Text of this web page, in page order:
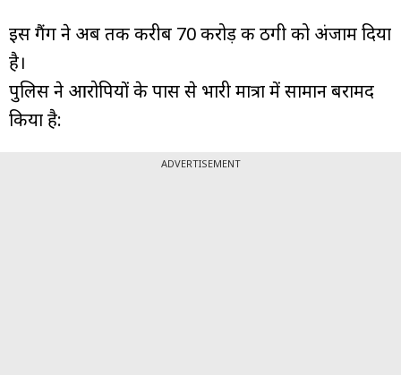
इस गैंग ने अब तक करीब ₹70 करोड़ की ठगी को अंजाम दिया
है।
पुलिस ने आरोपियों के पास से भारी मात्रा में सामान बरामद
किया है:
ADVERTISEMENT